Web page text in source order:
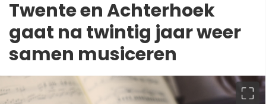
Twente en Achterhoek
gaat na twintig jaar weer
samen musiceren